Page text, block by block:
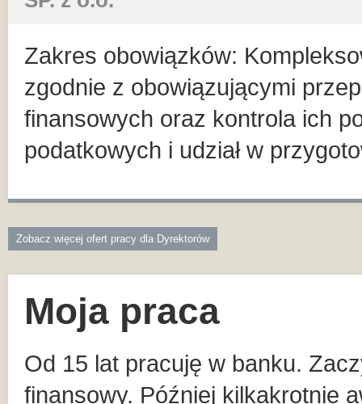
Zakres obowiązków:
zgodnie z obowiązującymi
finansowych oraz kontrola ich
podatkowych i udział w
Zobacz więcej ofert pracy dla Dyrektorów
Moja praca
Od 15 lat pracuję w banku.
finansowy. Później kilkakrotnie